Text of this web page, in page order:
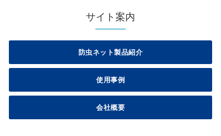
サイト案内
防虫ネット製品紹介
使用事例
会社概要